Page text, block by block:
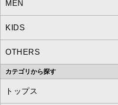
a.v.v
MICHEL KLEIN
MK MICHEL KLEIN
OFUON le MK
MEN
a.v.v
MICHEL KLEIN HOMME
MK MICHEL KLEIN HOMME
KIDS
a.v.v
OTHERS
MK MICHEL KLEIN BAG
カテゴリから探す
トップス